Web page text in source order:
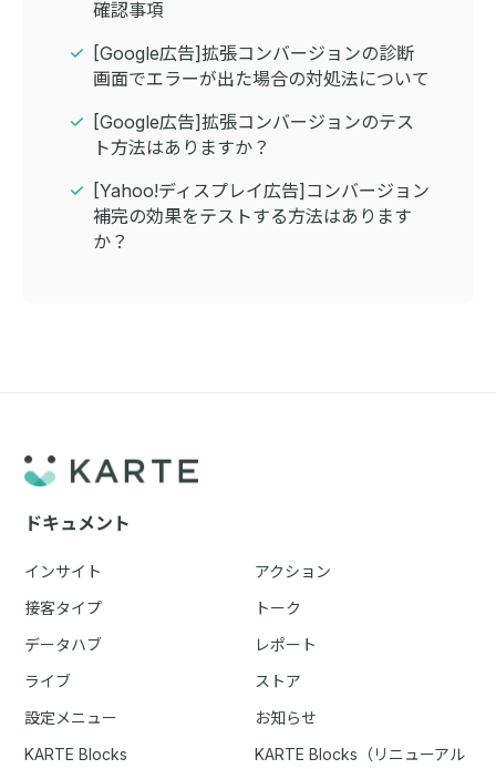
確認事項
[Google広告]拡張コンバージョンの診断
画面でエラーが出た場合の対処法について
[Google広告]拡張コンバージョンのテス
ト方法はありますか？
[Yahoo!ディスプレイ広告]コンバージョン
補完の効果をテストする方法はあります
か？
ドキュメント
インサイト
アクション
接客タイプ
トーク
データハブ
レポート
ライブ
ストア
設定メニュー
お知らせ
KARTE Blocks
KARTE Blocks（リニューアル